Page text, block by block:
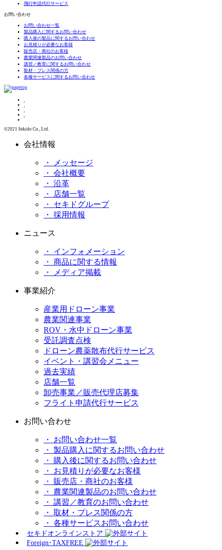
飛行申請代行サービス
お問い合わせ
お問い合わせ一覧
製品購入に関するお問い合わせ
購入後の製品に関するお問い合わせ
お見積りが必要なお客様
販売店・商社のお客様
農業関連製品のお問い合わせ
講習／教育に関するお問い合わせ
取材・プレス関係の方
各種サービスに関するお問い合わせ
©2021 Sekido Co., Ltd.
会社情報
・ メッセージ
・ 会社概要
・ 沿革
・ 店舗一覧
・ セキドグループ
・ 採用情報
ニュース
・ インフォメーション
・ 商品に関する情報
・ メディア掲載
事業紹介
産業用ドローン事業
農業関連事業
ROV・水中ドローン事業
受託調査点検
ドローン農薬散布代行サービス
イベント・講習会メニュー
過去実績
店舗一覧
卸売事業／販売代理店募集
フライト申請代行サービス
お問い合わせ
・ お問い合わせ一覧
・ 製品購入に関するお問い合わせ
・ 購入後に関するお問い合わせ
・ お見積りが必要なお客様
・ 販売店・商社のお客様
・ 農業関連製品のお問い合わせ
・ 講習／教育のお問い合わせ
・ 取材・プレス関係の方
・ 各種サービスお問い合わせ
セキドオンラインストア
Foreign･TAXFREE